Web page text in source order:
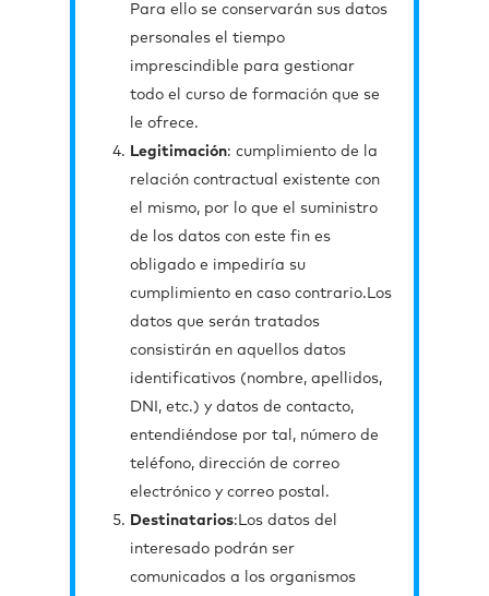
Para ello se conservarán sus datos
personales el tiempo
imprescindible para gestionar
todo el curso de formación que se
le ofrece.
Legitimación: cumplimiento de la
relación contractual existente con
el mismo, por lo que el suministro
de los datos con este fin es
obligado e impediría su
cumplimiento en caso contrario.Los
datos que serán tratados
consistirán en aquellos datos
identificativos (nombre, apellidos,
DNI, etc.) y datos de contacto,
entendiéndose por tal, número de
teléfono, dirección de correo
electrónico y correo postal.
Destinatarios:Los datos del
interesado podrán ser
comunicados a los organismos